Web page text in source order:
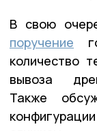
В свою
поручение
количество
вывоза
Также